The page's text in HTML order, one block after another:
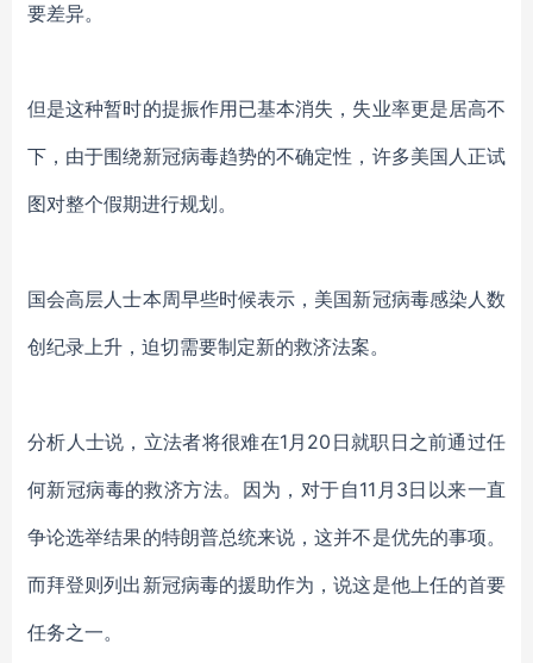
要差异。
但是这种暂时的提振作用已基本消失，失业率更是居高不
下，由于围绕新冠病毒趋势的不确定性，许多美国人正试
图对整个假期进行规划。
国会高层人士本周早些时候表示，美国新冠病毒感染人数
创纪录上升，迫切需要制定新的救济法案。
分析人士说，立法者将很难在1月20日就职日之前通过任
何新冠病毒的救济方法。因为，对于自11月3日以来一直
争论选举结果的特朗普总统来说，这并不是优先的事项。
而拜登则列出新冠病毒的援助作为，说这是他上任的首要
任务之一。